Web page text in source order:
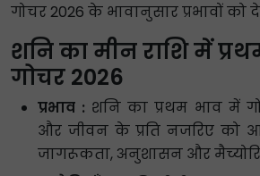
गोचर 2026 के भावानुसार प्रभावों को
शनि का मीन राशि में
गोचर 2026
प्रभाव : शनि का प्रथम भाव में
और जीवन के प्रति नजरिए को
जागरूकता, अनुशासन और